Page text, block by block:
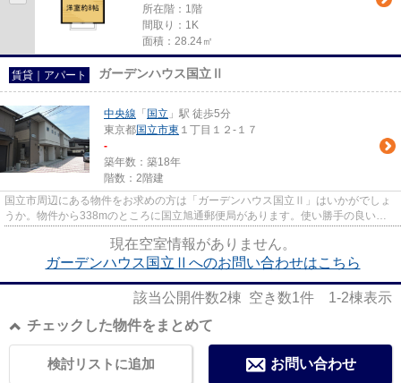
所在階：1階
間取り：1K
面積：28.24㎡
賃貸｜アパート ガーデンハウス国立Ⅱ
中央線 「 国立 」駅 徒歩5分
東京都国立市東 １丁目１２-１７
-
築年数：築18年
階数：2階建
国立市周辺にある物件をお求めの方は「ガーデンハウス国立Ⅱ」はいかがでしょ
うか。物件から338mのところに国立旭通郵便局があります。使い勝手の良いア
現在空室情報がありません。
ガーデンハウス国立Ⅱへのお問い合わせはこちら
該当公開件数2棟 空き数1件 1-2棟表示
チェックした物件をまとめて
お問い合わせ
検討リストに追加